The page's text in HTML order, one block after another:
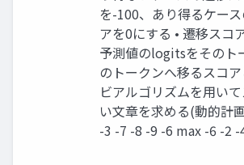
を-100、あり得るケー
アを0にする • 遷移スコ
予測値のlogitsをそのト
のトークンへ移るスコ
ビアルゴリズムを用い
い文章を求める(動的計
-3 -7 -8 -9 -6 max -6 -2 -